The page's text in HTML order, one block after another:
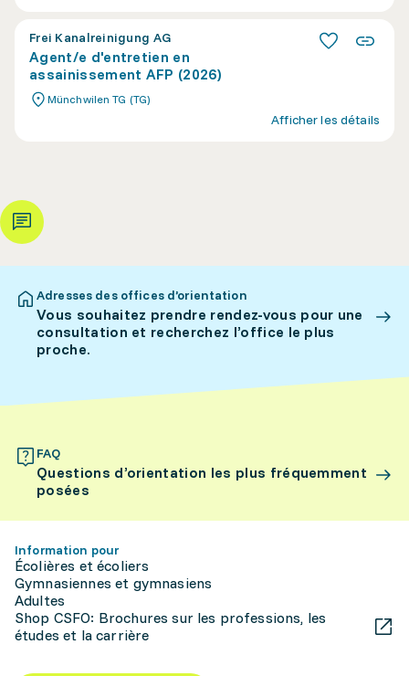
Frei Kanalreinigung AG
Agent/e d'entretien en
assainissement AFP (2026)
Münchwilen TG (TG)
Afficher les détails
Adresses des offices d’orientation
Vous souhaitez prendre rendez-vous pour une
consultation et recherchez l’office le plus
proche.
FAQ
Questions d’orientation les plus fréquemment
posées
Information pour
Écolières et écoliers
Gymnasiennes et gymnasiens
Adultes
Shop CSFO: Brochures sur les professions, les
études et la carrière